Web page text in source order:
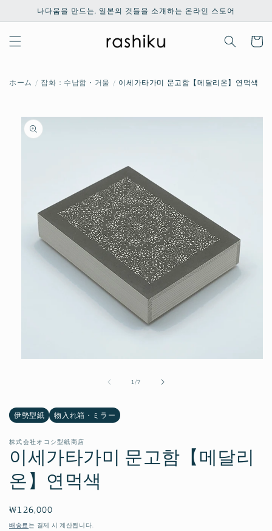
로 건너
뛰기
나다움을 만드는, 일본의 것들을 소개하는 온라인 스토어
트
ホーム 잡화：수납함・거울 이세가타가미 문고함【메달리온】연먹색
제품 정
보로 건
너뛰기
미
디
1
열
기
1 /의
7
伊勢型紙 物入れ箱・ミラー
株式会社オコシ型紙商店
이세가타가미 문고함【메달리
온】연먹색
정
가
₩126,000
배송료는 결제 시 계산됩니다.